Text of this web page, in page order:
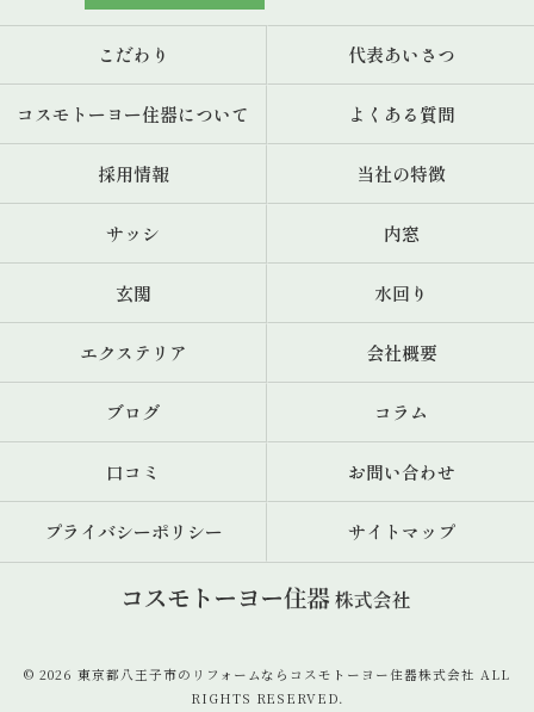
こだわり 代表あいさつ
コスモトーヨー住器について よくある質問
採用情報 当社の特徴
サッシ 内窓
玄関 水回り
エクステリア 会社概要
ブログ コラム
口コミ お問い合わせ
プライバシーポリシー サイトマップ
© 2026 東京都八王子市のリフォームならコスモトーヨー住器株式会社 ALL
RIGHTS RESERVED.